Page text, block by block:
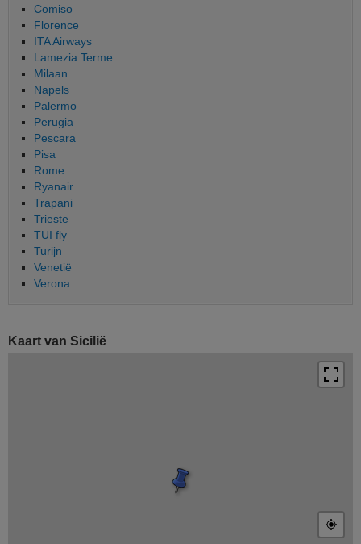
Comiso
Florence
ITA Airways
Lamezia Terme
Milaan
Napels
Palermo
Perugia
Pescara
Pisa
Rome
Ryanair
Trapani
Trieste
TUI fly
Turijn
Venetië
Verona
Kaart van Sicilië